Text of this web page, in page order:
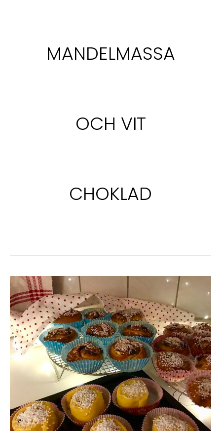
MANDELMASSA
OCH VIT
CHOKLAD
SAFTIGA
LUSSEBULLAR
MED
VIT
CHOKLAD
&
MANDELMASSA